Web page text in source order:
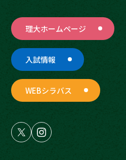
理大ホームページ
入試情報
WEBシラバス